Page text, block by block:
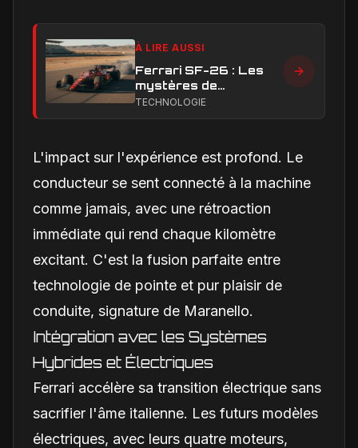
À LIRE AUSSI
Ferrari SF-26 : Les
mystères de
performance en ligne
TECHNOLOGIE
L'impact sur l'expérience est profond. Le
conducteur se sent connecté à la machine
comme jamais, avec une rétroaction
immédiate qui rend chaque kilomètre
excitant. C'est la fusion parfaite entre
technologie de pointe et pur plaisir de
conduite, signature de Maranello.
Intégration avec les Systèmes
Hybrides et Électriques
Ferrari accélère sa transition électrique sans
sacrifier l'âme italienne. Les futurs modèles
électriques, avec leurs quatre moteurs,